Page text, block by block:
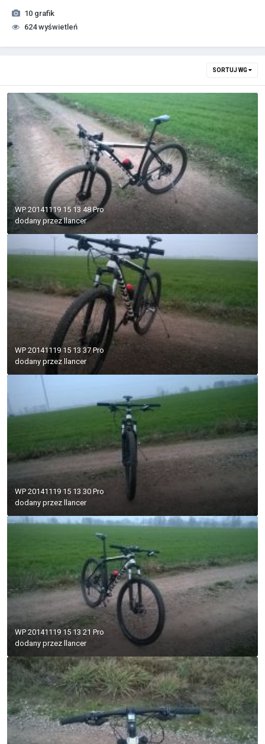
10 grafik
624 wyświetleń
SORTUJ WG
WP 20141119 15 13 48 Pro
dodany przezllancer
WP 20141119 15 13 37 Pro
dodany przez llancer
WP 20141119 15 13 30 Pro
dodany przez llancer
WP 20141119 15 13 21 Pro
dodany przez
llancer